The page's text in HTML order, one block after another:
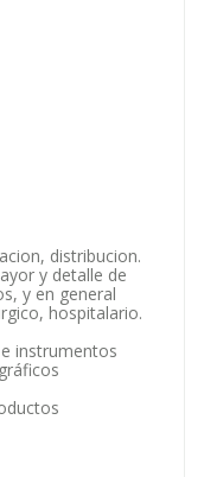
distribucion.
y detalle de
y en general
hospitalario.
instrumentos